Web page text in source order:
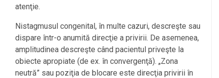
atenţie.
Nistagmusul congenital, în multe cazuri, descreşte sau
dispare într-o anumită direcţie a privirii. De asemenea,
amplitudinea descreşte când pacientul priveşte la
obiecte apropiate (de ex. în convergenţă). „Zona
neutră” sau poziţia de blocare este direcţia privirii în